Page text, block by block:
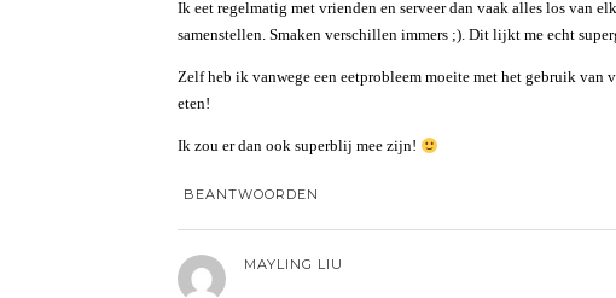
Ik eet regelmatig met vrienden en serveer dan vaak alles los van
samenstellen. Smaken verschillen immers ;). Dit lijkt me echt
Zelf heb ik vanwege een eetprobleem moeite met het gebruik
eten!
Ik zou er dan ook superblij mee zijn!
BEANTWOORDEN
MAYLING LIU